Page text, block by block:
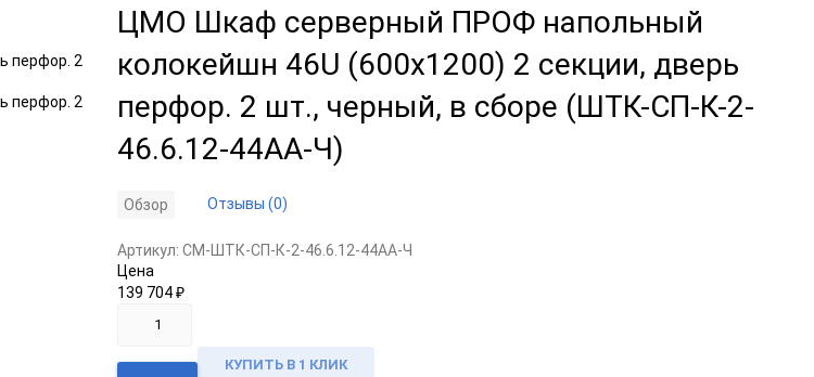
ЦМО Шкаф серверный ПРОФ напольный
колокейшн 46U (600x1200) 2 секции, дверь
перфор. 2 шт., черный, в сборе (ШТК-СП-К-2-
46.6.12-44АА-Ч)
Обзор Отзывы (0)
Артикул: CM-ШТК-СП-К-2-46.6.12-44АА-Ч
Цена
139 704₽
КУПИТЬ В 1 КЛИК